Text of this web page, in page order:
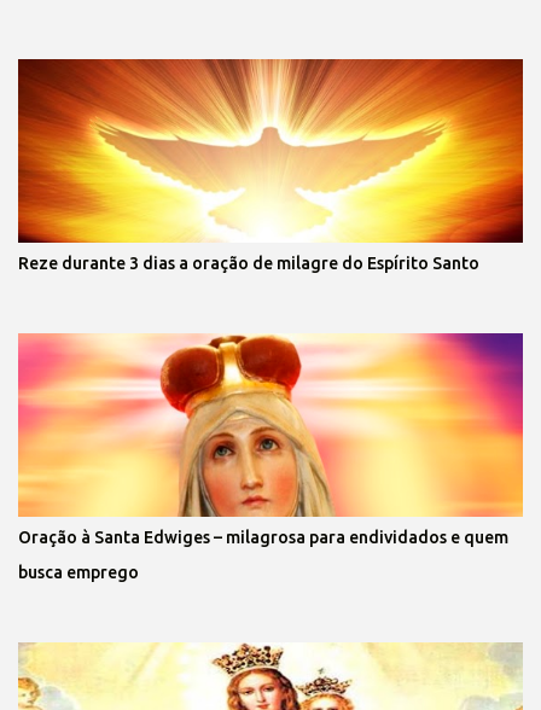
Reze durante 3 dias a oração de milagre do Espírito Santo
Oração à Santa Edwiges – milagrosa para endividados e quem
busca emprego